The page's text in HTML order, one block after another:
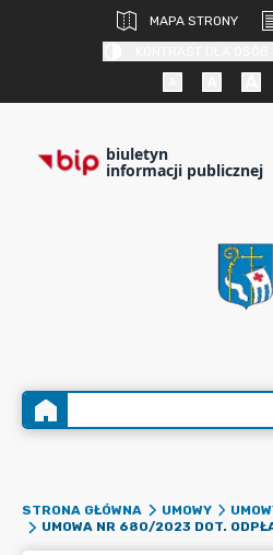
MAPA STRONY
biuletyn
informacji publicznej
STRONA GŁÓWNA UMOWY